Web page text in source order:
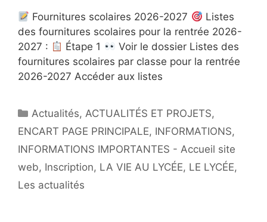
Fournitures scolaires 2026-2027
​Listes
des fournitures scolaires pour la rentrée 2026-
2027 :
​​ Étape 1 ​
​ Voir le dossier Listes des
fournitures scolaires par classe pour la rentrée
2026-2027 Accéder aux listes
Catégories
Actualités,ACTUALITÉS ET PROJETS,
ENCART PAGE PRINCIPALE, INFORMATIONS,
INFORMATIONS IMPORTANTES - Accueil site
web, Inscription, LA VIE AU LYCÉE, LE LYCÉE,
Les actualités